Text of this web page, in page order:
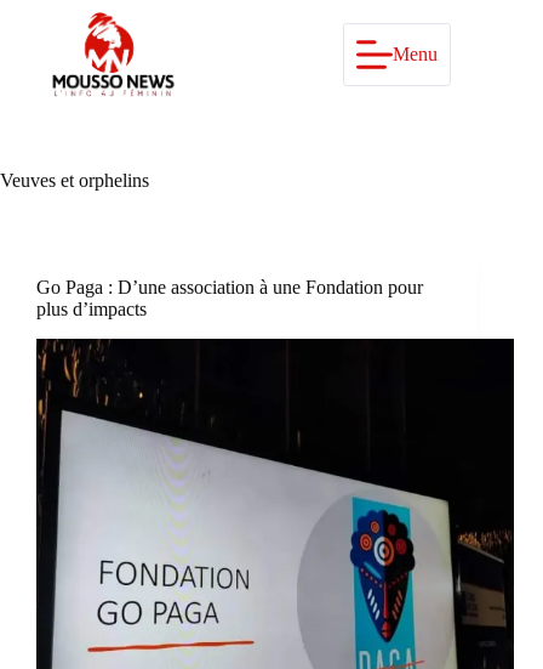
Menu
Veuves et orphelins
Go Paga : D’une association à une Fondation pour
plus d’impacts